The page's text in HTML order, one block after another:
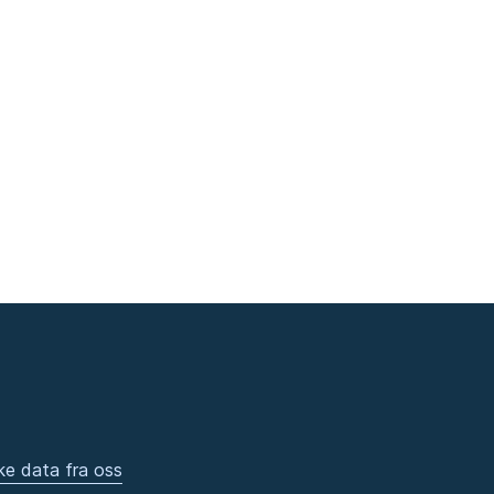
data fra oss